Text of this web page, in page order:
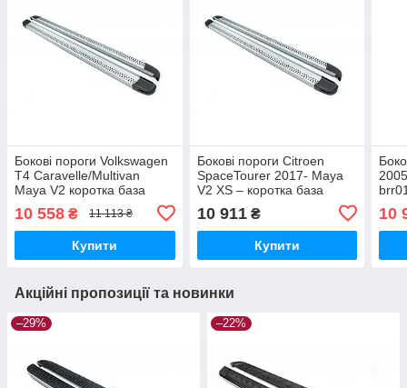
Бокові пороги Volkswagen
T4 Caravelle/Multivan
Maya V2 коротка база
10 558 ₴ 11 113 ₴
Купити
Бокові пороги Citroen
SpaceTourer 2017- Maya
V2 XS – коротка база
10 911₴
Купити
10
Акційні пропозиції та новинки
–29% –22%